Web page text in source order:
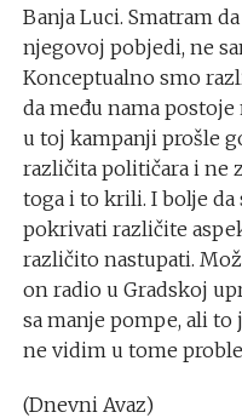
Banja Luci. Smatram
njegovoj pobjedi, ne
Konceptualno smo
da među nama
u toj kampanji prošle
različita političara i ne
toga i to krili. I bolje
pokrivati različite
različito nastupati.
on radio u Gradskoj
sa manje pompe, ali
ne vidim u tome
(Dnevni Avaz)